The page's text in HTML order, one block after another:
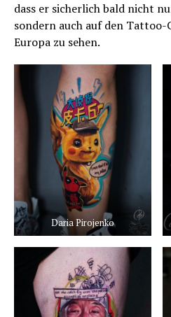
dass er sicherlich bald nicht
sondern auch auf den
Europa zu sehen.
Daria Pirojenko